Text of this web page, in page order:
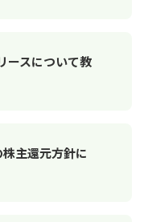
ースについて教
主還元方針に